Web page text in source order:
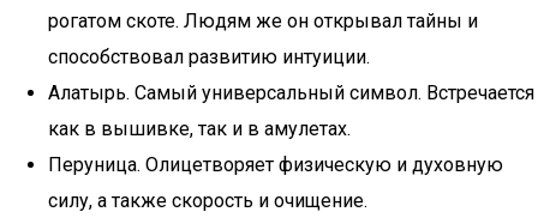
рогатом скоте. Людям же он открывал тайны и
способствовал развитию интуиции.
Алатырь. Самый универсальный символ. Встречается
как в вышивке, так и в амулетах.
Перуница. Олицетворяет физическую и духовную
силу, а также скорость и очищение.